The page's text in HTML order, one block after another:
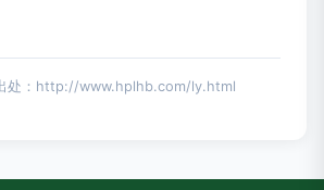
处：http://www.hplhb.com/ly.html